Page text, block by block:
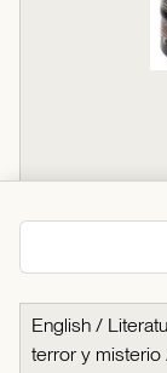
English /
terror y misterio